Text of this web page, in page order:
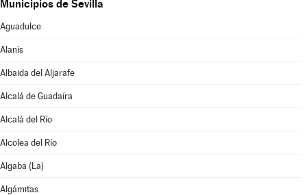
Municipios de Sevilla
Aguadulce
Alanís
Albaida del Aljarafe
Alcalá de Guadaíra
Alcalá del Río
Alcolea del Río
Algaba (La)
Algámitas